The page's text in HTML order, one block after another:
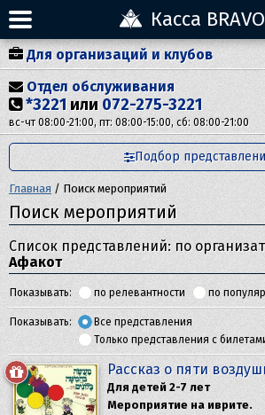
Касса
Для организаций и клубов
Отдел обслуживания
*3221 или 072-275-3221
вс-чт 08:00-21:00, пт: 08:00-15:00, сб: 08:00-21:00
Подбор
Главная / Поиск мероприятий
Поиск мероприятий
Список представлений: по
Афакот
Показывать: по релевантности по
Показывать:
Все представления
Только представления с
Рассказ о пяти
Для детей 2-7 лет
Мероприятие на иврите.